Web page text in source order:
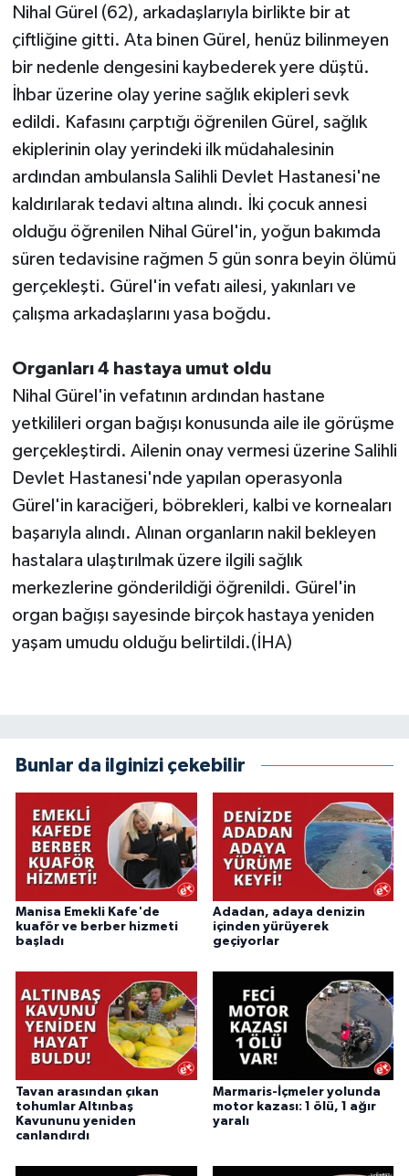
Nihal Gürel (62), arkadaşlarıyla birlikte bir at
çiftliğine gitti. Ata binen Gürel, henüz bilinmeyen
bir nedenle dengesini kaybederek yere düştü.
İhbar üzerine olay yerine sağlık ekipleri sevk
edildi. Kafasını çarptığı öğrenilen Gürel, sağlık
ekiplerinin olay yerindeki ilk müdahalesinin
ardından ambulansla Salihli Devlet Hastanesi'ne
kaldırılarak tedavi altına alındı. İki çocuk annesi
olduğu öğrenilen Nihal Gürel'in, yoğun bakımda
süren tedavisine rağmen 5 gün sonra beyin ölümü
gerçekleşti. Gürel'in vefatı ailesi, yakınları ve
çalışma arkadaşlarını yasa boğdu.
Organları 4 hastaya umut oldu
Nihal Gürel'in vefatının ardından hastane
yetkilileri organ bağışı konusunda aile ile görüşme
gerçekleştirdi. Ailenin onay vermesi üzerine Salihli
Devlet Hastanesi'nde yapılan operasyonla
Gürel'in karaciğeri, böbrekleri, kalbi ve korneaları
başarıyla alındı. Alınan organların nakil bekleyen
hastalara ulaştırılmak üzere ilgili sağlık
merkezlerine gönderildiği öğrenildi. Gürel'in
organ bağışı sayesinde birçok hastaya yeniden
yaşam umudu olduğu belirtildi.(İHA)
Bunlar da ilginizi çekebilir
Manisa Emekli Kafe'de
kuaför ve berber hizmeti
başladı
Adadan, adaya denizin
içinden yürüyerek
geçiyorlar
Tavan arasından çıkan
tohumlar Altınbaş
Kavununu yeniden
canlandırdı
Marmaris-İçmeler yolunda
motor kazası: 1 ölü, 1 ağır
yaralı